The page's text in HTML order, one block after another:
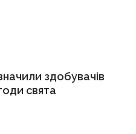
здобувачів
свята